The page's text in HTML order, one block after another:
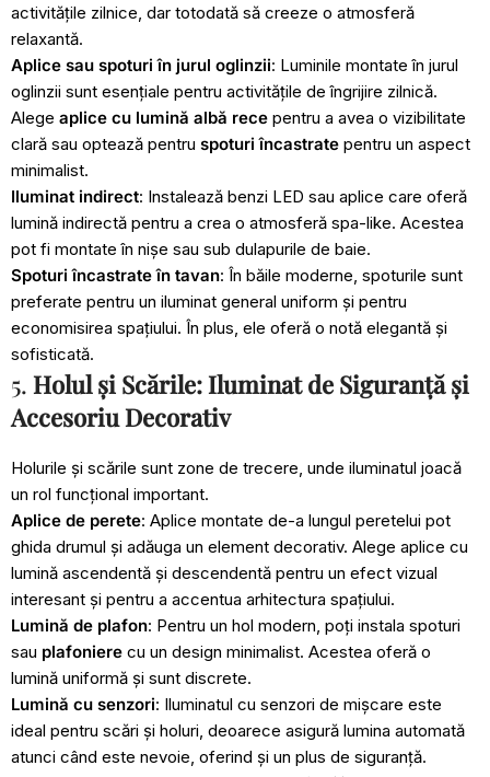
activitățile zilnice, dar totodată să creeze o atmosferă
relaxantă.
Aplice sau spoturi în jurul oglinzii: Luminile montate în jurul
oglinzii sunt esențiale pentru activitățile de îngrijire zilnică.
Alege aplice cu lumină albă rece pentru a avea o vizibilitate
clară sau optează pentru spoturi încastrate pentru un aspect
minimalist.
Iluminat indirect: Instalează benzi LED sau aplice care oferă
lumină indirectă pentru a crea o atmosferă spa-like. Acestea
pot fi montate în nișe sau sub dulapurile de baie.
Spoturi încastrate în tavan: În băile moderne, spoturile sunt
preferate pentru un iluminat general uniform și pentru
economisirea spațiului. În plus, ele oferă o notă elegantă și
sofisticată.
5. Holul și Scările: Iluminat de Siguranță și
Accesoriu Decorativ
Holurile și scările sunt zone de trecere, unde iluminatul joacă
un rol funcțional important.
Aplice de perete: Aplice montate de-a lungul peretelui pot
ghida drumul și adăuga un element decorativ. Alege aplice cu
lumină ascendentă și descendentă pentru un efect vizual
interesant și pentru a accentua arhitectura spațiului.
Lumină de plafon: Pentru un hol modern, poți instala spoturi
sau plafoniere cu un design minimalist. Acestea oferă o
lumină uniformă și sunt discrete.
Lumină cu senzori: Iluminatul cu senzori de mișcare este
ideal pentru scări și holuri, deoarece asigură lumina automată
atunci când este nevoie, oferind și un plus de siguranță.